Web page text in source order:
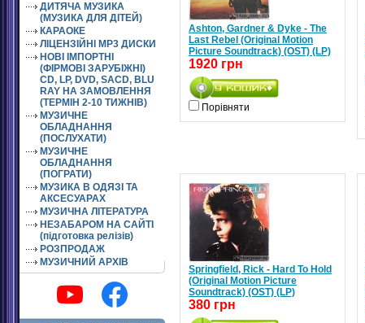
ДИТЯЧА МУЗИКА
(МУЗИКА ДЛЯ ДІТЕЙ)
КАРАОКЕ
ЛІЦЕНЗІЙНІ MP3 ДИСКИ
НОВІ ІМПОРТНІ
(ФІРМОВІ ЗАРУБІЖНІ)
CD, LP, DVD, SACD, BLU
RAY НА ЗАМОВЛЕННЯ
(ТЕРМІН 2-10 ТИЖНІВ)
МУЗИЧНЕ
ОБЛАДНАННЯ
(ПОСЛУХАТИ)
МУЗИЧНЕ
ОБЛАДНАННЯ
(ПОГРАТИ)
МУЗИКА В ОДЯЗІ ТА
АКСЕСУАРАХ
МУЗИЧНА ЛІТЕРАТУРА
НЕЗАБАРОМ НА САЙТІ
(підготовка релізів)
РОЗПРОДАЖ
МУЗИЧНИЙ АРХІВ
Ashton, Gardner & Dyke - The
Last Rebel (Original Motion
Picture Soundtrack) (OST) (LP)
1920 грн
Порівняти
Springfield, Rick - Hard To Hold
(Original Motion Picture
Soundtrack) (OST) (LP)
380 грн